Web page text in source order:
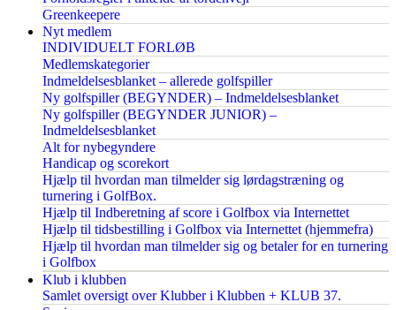
Greenkeepere
Nyt medlem
INDIVIDUELT FORLØB
Medlemskategorier
Indmeldelsesblanket – allerede golfspiller
Ny golfspiller (BEGYNDER) – Indmeldelsesblanket
Ny golfspiller (BEGYNDER JUNIOR) –
Indmeldelsesblanket
Alt for nybegyndere
Handicap og scorekort
Hjælp til hvordan man tilmelder sig lørdagstræning og
turnering i GolfBox.
Hjælp til Indberetning af score i Golfbox via Internettet
Hjælp til tidsbestilling i Golfbox via Internettet (hjemmefra)
Hjælp til hvordan man tilmelder sig og betaler for en turnering
i Golfbox
Klub i klubben
Samlet oversigt over Klubber i Klubben + KLUB 37.